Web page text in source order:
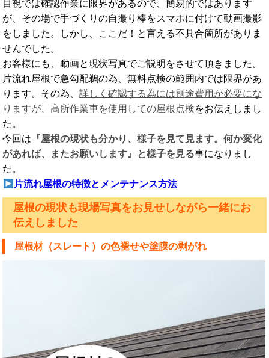
目視では確認作業に限界があるので、簡易的ではあります
が、その場で手づくりの自撮り棒をスマホに付けて動画撮影
をしました。しかし、ここだ！と言える不具合箇所がありま
せんでした。
お客様にも、動画と現状写真でご説明をさせて頂きました。
片流れ屋根で急勾配鵜の為、無料点検の範囲内では限界があ
ります。その為、詳しく確認する為には別途費用が必要にな
りますが、高所作業車を使用しての屋根点検をお伝えしまし
た。
今回は 『屋根の現状も分かり、様子を見て見ます。何か変化
があれば、またお願いします』と様子を見る事になりまし
た。
片流れ屋根の特徴とメンテナンス方法
屋根の現状も現場写真をお見せしながら一緒にお
伝えしました
屋根材（スレート）の色褪せや塗膜の剥がれ